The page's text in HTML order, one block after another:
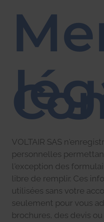
VOLTAIR SAS
personnelles
l'exception des
libre de remplir. Ces
utilisées sans votre
seulement pour vous
brochures, des devis